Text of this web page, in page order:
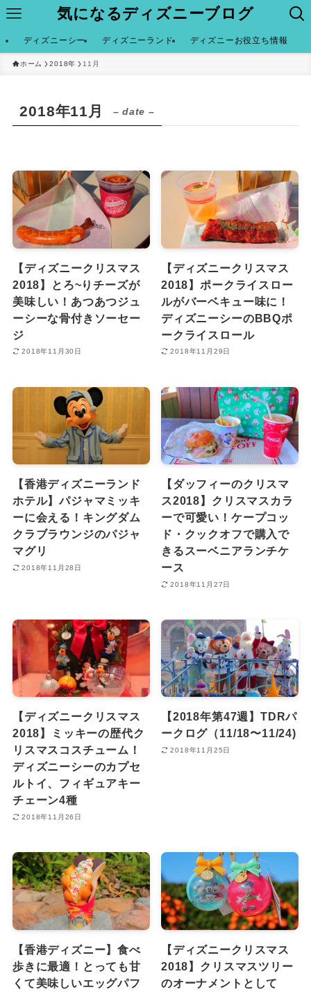
気になるディズニーブログ
ディズニーシー ディズニーランド ディズニーお役立ち情報
ホーム 2018年 11月
2018年11月 – date –
【ディズニークリスマス
2018】とろ~りチーズが
美味しい！あつあつジュ
ーシーな骨付きソーセー
ジ
2018年11月30日
【ディズニークリスマス
2018】ポークライスロー
ルがバーベキュー味に！
ディズニーシーのBBQポ
ークライスロール
2018年11月29日
【香港ディズニーランド
ホテル】パジャマミッキ
ーに会える！キングダム
クラブラウンジのパジャ
マグリ
2018年11月28日
【ダッフィーのクリスマ
ス2018】クリスマスカラ
ーで可愛い！ケープコッ
ド・クックオフで購入で
きるスーベニアランチケ
ース
2018年11月27日
【ディズニークリスマス
2018】ミッキーの歴代ク
リスマスコスチューム！
ディズニーシーのカプセ
ルトイ、フィギュアキー
チェーン4種
2018年11月26日
【2018年第47週】TDRパ
ークログ（11/18〜11/24)
2018年11月25日
【香港ディズニー】食べ
歩きに最適！とっても甘
くて美味しいエッグパフ
【ディズニークリスマス
2018】クリスマスツリー
のオーナメントとして